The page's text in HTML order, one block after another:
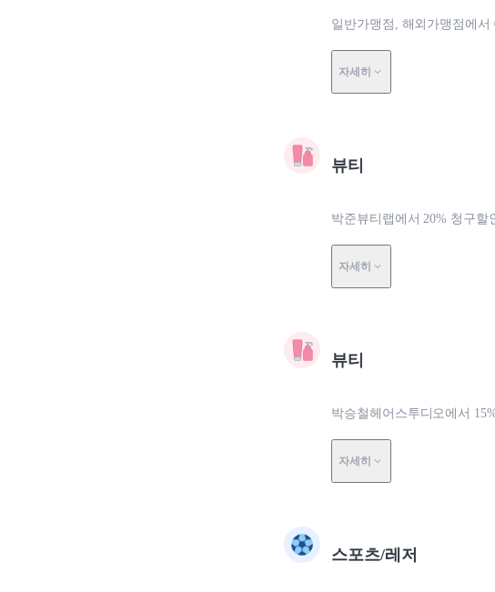
일반가맹점, 해외가맹점에서
자세히
뷰티
박준뷰티랩에서 20% 청구할
자세히
뷰티
박승철헤어스투디오에서
자세히
스포츠/레저